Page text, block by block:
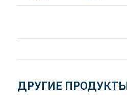
ДРУГИЕ